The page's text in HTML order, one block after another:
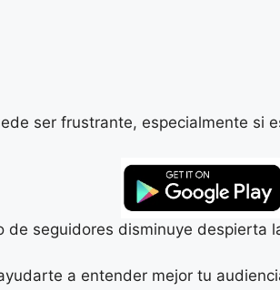
ser frustrante, especialmente si
de seguidores disminuye despierta
a entender mejor tu